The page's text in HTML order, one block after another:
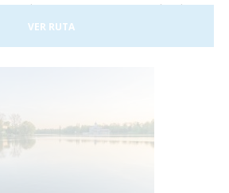
los imponentes 12 apóstoles,
de coral, conocer la fauna local y
fantásticos en la ciudad de
VER RUTA